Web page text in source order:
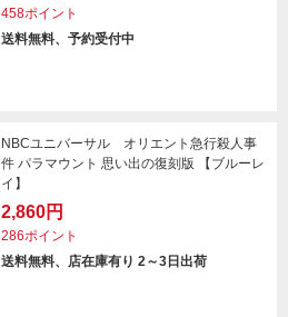
458ポイント
送料無料、予約受付中
NBCユニバーサル オリエント急行殺人事
件 パラマウント 思い出の復刻版 【ブルーレ
イ】
2,860円
286ポイント
送料無料、店在庫有り 2～3日出荷